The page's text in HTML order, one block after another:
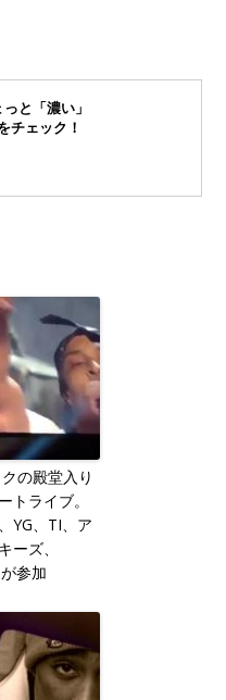
と「濃い」
チェック！
の殿堂入り
トライブ。
YG、TI、ア
ーズ、
参加